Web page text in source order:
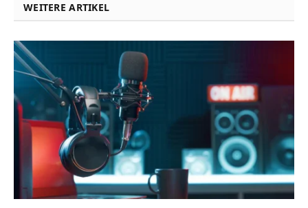
WEITERE ARTIKEL